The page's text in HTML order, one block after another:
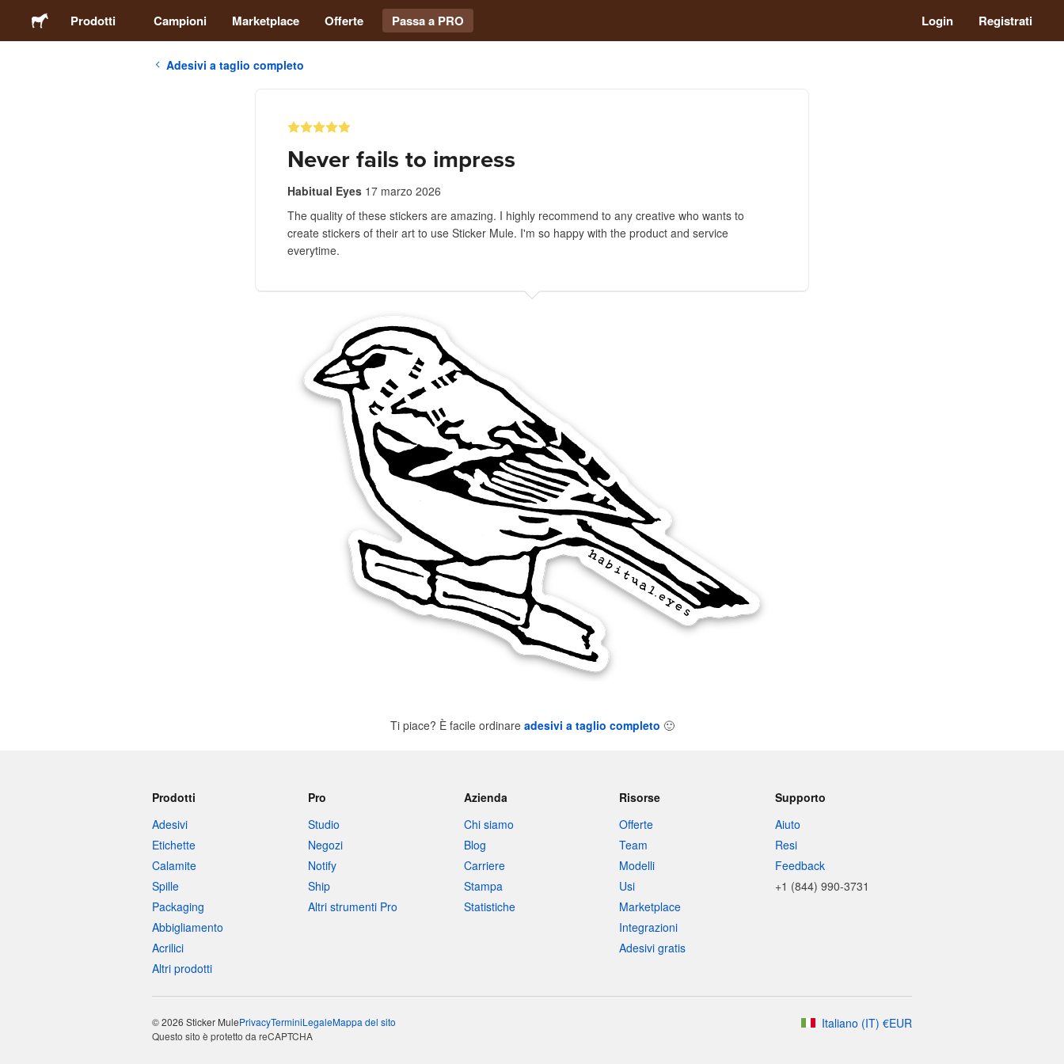
Prodotti Campioni Marketplace Offerte Passa a PRO Login Registrati
Adesivi a taglio completo
Never fails to impress
Habitual Eyes 17 marzo 2026
The quality of these stickers are amazing. I highly recommend to any creative who wants to
create stickers of their art to use Sticker Mule. I'm so happy with the product and service
everytime.
Ti piace? È facile ordinare adesivi a taglio completo 🙂
Prodotti
Adesivi
Etichette
Calamite
Spille
Packaging
Abbigliamento
Acrilici
Altri prodotti
Pro
Studio
Negozi
Notify
Ship
Altri strumenti Pro
Azienda
Chi siamo
Blog
Carriere
Stampa
Statistiche
Risorse
Offerte
Team
Modelli
Usi
Marketplace
Integrazioni
Adesivi gratis
Supporto
Aiuto
Resi
Feedback
+1 (844) 990-3731
© 2026 Sticker MulePrivacyTerminiLegaleMappa del sito Italiano (IT) €EUR
Questo sito è protetto da reCAPTCHA